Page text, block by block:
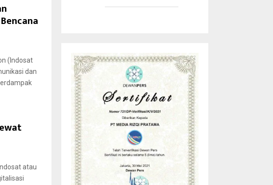
(Indosat
dan
atau